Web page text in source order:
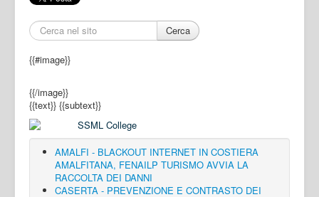
Cerca
{{#image}}
{{/image}}
{{text}} {{subtext}}
AMALFI - BLACKOUT INTERNET IN COSTIERA
AMALFITANA, FENAILP TURISMO AVVIA LA
RACCOLTA DEI DANNI
CASERTA - PREVENZIONE E CONTRASTO DEI